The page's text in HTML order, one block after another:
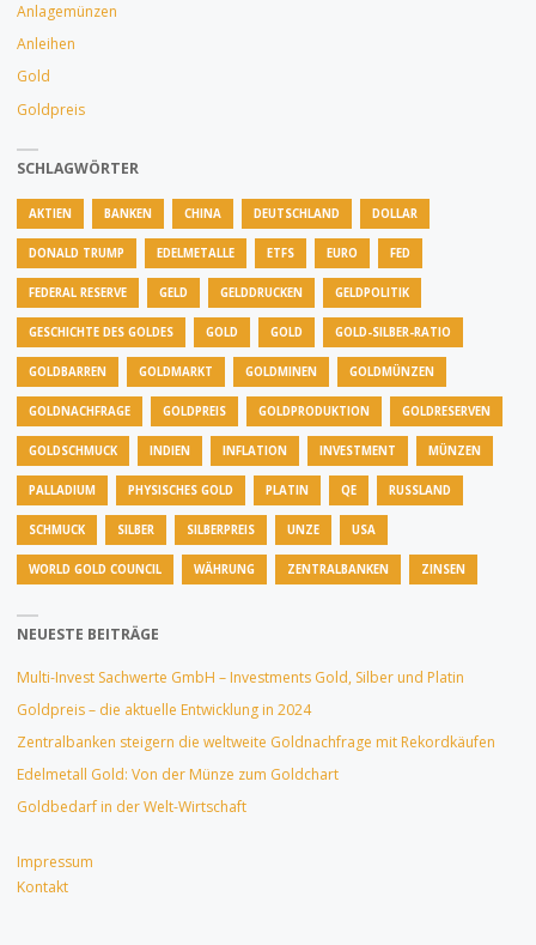
Anlagemünzen
Anleihen
Gold
Goldpreis
SCHLAGWÖRTER
AKTIEN BANKEN CHINA DEUTSCHLAND DOLLAR
DONALD TRUMP EDELMETALLE ETFS EURO FED
FEDERAL RESERVE GELD GELDDRUCKEN GELDPOLITIK
GESCHICHTE DES GOLDES GOLD GOLD GOLD-SILBER-RATIO
GOLDBARREN GOLDMARKT GOLDMINEN GOLDMÜNZEN
GOLDNACHFRAGE GOLDPREIS GOLDPRODUKTION GOLDRESERVEN
GOLDSCHMUCK INDIEN INFLATION INVESTMENT MÜNZEN
PALLADIUM PHYSISCHES GOLD PLATIN QE RUSSLAND
SCHMUCK SILBER SILBERPREIS UNZE USA
WORLD GOLD COUNCIL WÄHRUNG ZENTRALBANKEN ZINSEN
NEUESTE BEITRÄGE
Multi-Invest Sachwerte GmbH – Investments Gold, Silber und Platin
Goldpreis – die aktuelle Entwicklung in 2024
Zentralbanken steigern die weltweite Goldnachfrage mit Rekordkäufen
Edelmetall Gold: Von der Münze zum Goldchart
Goldbedarf in der Welt-Wirtschaft
Impressum
Kontakt